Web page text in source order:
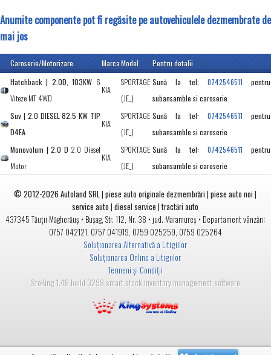
Anumite componente pot fi regăsite pe autovehiculele dezmembrate de
mai jos
Caroserie/Motorizare MarcaModel
Pentru detalii
Hatchback | 2.0D, 103KW 6
Viteze MT 4WD
KIA
SPORTAGE
(JE_)
Sună la tel: 0742546511
pentru
subansamble si caroserie
Suv | 2.0 DIESEL 82.5 KW TIP
D4EA
KIA
SPORTAGE
(JE_)
Sună la tel: 0742546511
pentru
subansamble si caroserie
Monovolum | 2.0 D 2.0 Diesel
Motor
KIA
SPORTAGE
(JE_)
Sună la tel: 0742546511
pentru
subansamble si caroserie
© 2012-2026Autoland SRL | piese auto originale dezmembrări | piese auto noi |
service auto | diesel service | tractări auto
437345 Tăuții Măgherăuș• Bușag, Str. 112, Nr. 38 • jud. Maramureș • Departament vânzări:
0757 042121, 0757 041919, 0759 025259, 0759 025264
Soluționarea Alternativă a Litigiilor
Soluționarea Online a Litigiilor
Termeni și Condiții
StoKing 1.48 build 3298 smart stock inventory management software